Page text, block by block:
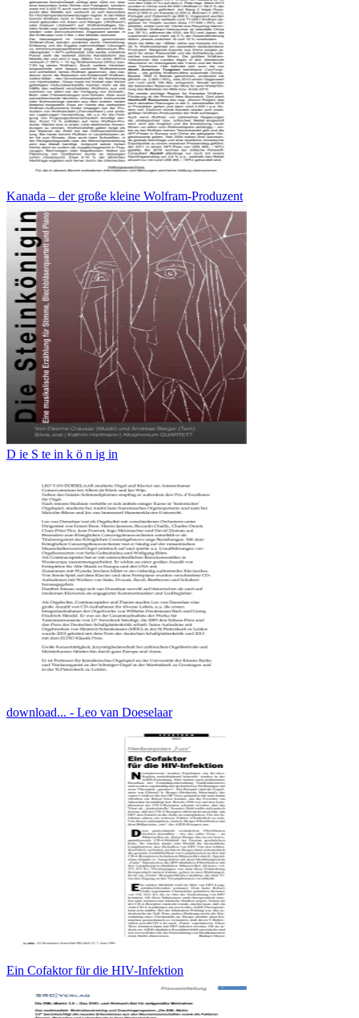
Kanada – der große kleine Wolfram-Produzent
D ie S te in k ö n ig in
download... - Leo van Doeselaar
Ein Cofaktor für die HIV-Infektion